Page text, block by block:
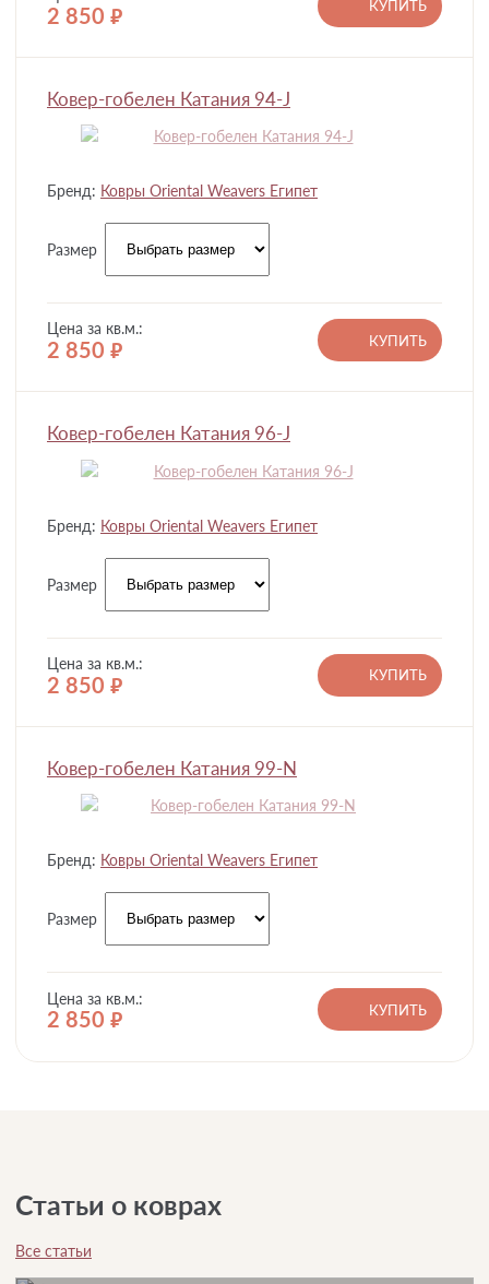
2 850 руб.
КУПИТЬ
Ковер-гобелен Катания 94-J
Бренд: Ковры Oriental Weavers Египет
Размер
Цена за кв.м.:
2 850 руб.
КУПИТЬ
Ковер-гобелен Катания 96-J
Бренд: Ковры Oriental Weavers Египет
Размер
Цена за кв.м.:
2 850 руб.
КУПИТЬ
Ковер-гобелен Катания 99-N
Бренд: Ковры Oriental Weavers Египет
Размер
Цена за кв.м.:
2 850 руб.
КУПИТЬ
Статьи о коврах
Все статьи